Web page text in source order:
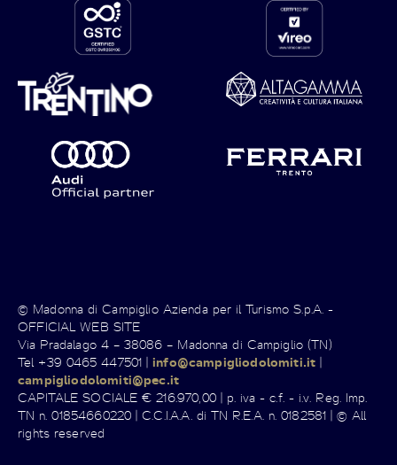
© Madonna di Campiglio Azienda per il Turismo S.p.A. -
OFFICIAL WEB SITE
Via Pradalago 4 – 38086 – Madonna di Campiglio (TN)
Tel +39 0465 447501 |info@campigliodolomiti.it |
campigliodolomiti@pec.it
CAPITALE SOCIALE € 216.970,00 | p. iva - c.f. - i.v. Reg. Imp.
TN n. 01854660220 | C.C.I.A.A. di TN R.E.A. n. 0182581 | © All
rights reserved